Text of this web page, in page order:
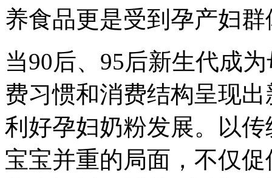
养食品更是受到孕产妇
当90后、95后新生代成
费习惯和消费结构呈现
利好孕妇奶粉发展。以
宝宝并重的局面，不仅